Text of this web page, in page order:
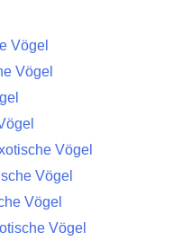
Vögel
Vögel
Vögel
Vögel
Vögel
Vögel